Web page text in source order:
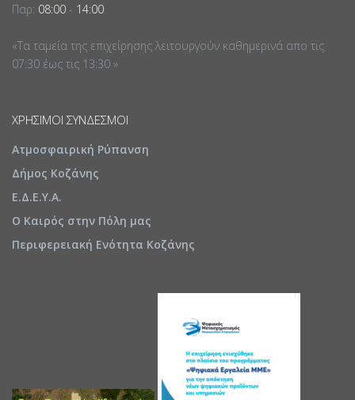
Παρ: 08:00 - 14:00
«Τα ταμεία της επιχείρησης λειτουργούν καθημερινά απο τις
07:30 έως τις 13:30 »
ΧΡΉΣΙΜΟΙ ΣΎΝΔΕΣΜΟΙ
Ατμοσφαιρική Ρύπανση
Δήμος Κοζάνης
Ε.Δ.Ε.Υ.Α.
Ο Καιρός στην Πόλη μας
Περιφερειακή Ενότητα Κοζάνης